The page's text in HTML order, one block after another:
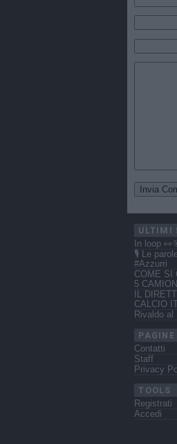
ULTIMI
In loop
🎙️ Le
#Azzurri
COME SI
5
IL
CALCIO
Rivaldo
PAGINE
Contatti
Staff
Privacy
TOOLS
Registrati
Accedi